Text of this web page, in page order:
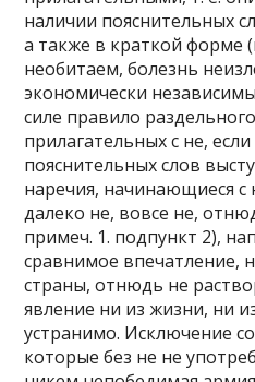
наличии пояснительных
а также в краткой форме
необитаем, болезнь
экономически
силе правило
прилагательных с не,
пояснительных слов
наречия, начинающиеся с
далеко не, вовсе не,
примеч. 1. подпункт 2),
сравнимое впечатление,
страны, отнюдь не
явление ни из жизни, ни
устранимо. Исключение
которые без не не